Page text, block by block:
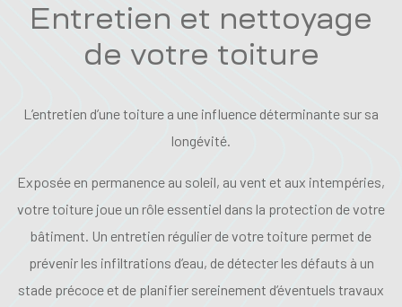
Entretien et nettoyage
de votre toiture
L’entretien d’une toiture a une influence déterminante sur sa
longévité.
Exposée en permanence au soleil, au vent et aux intempéries,
votre toiture joue un rôle essentiel dans la protection de votre
bâtiment. Un entretien régulier de votre toiture permet de
prévenir les infiltrations d’eau, de détecter les défauts à un
stade précoce et de planifier sereinement d’éventuels travaux